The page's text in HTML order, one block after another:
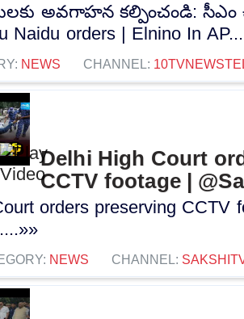
అవగాహన కల్పించండి: సీఎం
Naidu orders | Elnino In
NEWS CHANNEL:
Delhi High Court
CCTV footage |
orders preserving CCTV
NEWS CHANNEL: